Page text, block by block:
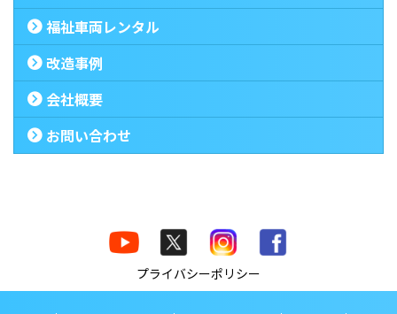
福祉車両レンタル
改造事例
会社概要
お問い合わせ
プライバシーポリシー